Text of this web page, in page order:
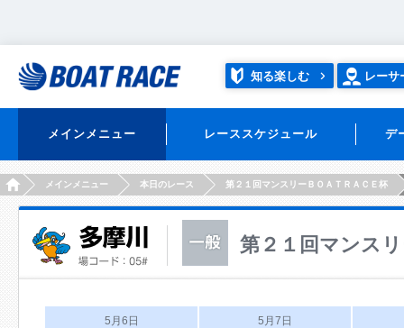
知る楽しむ レーサ
メインメニュー レーススケジュール デ
HOMEメインメニュー 本日のレース 第２１回マンスリーＢＯＡＴＲＡＣＥ杯
第２１回マンス
5月6日 5月7日